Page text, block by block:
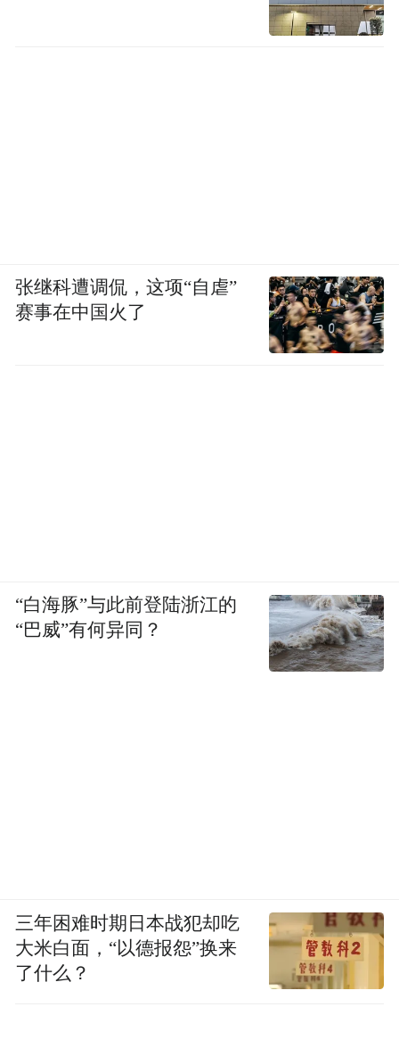
张继科遭调侃，这项“自虐”
赛事在中国火了
“白海豚”与此前登陆浙江的
“巴威”有何异同？
三年困难时期日本战犯却吃
大米白面，“以德报怨”换来
了什么？